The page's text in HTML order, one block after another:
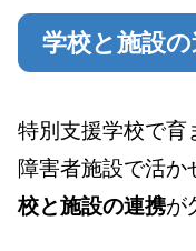
学校と施設
特別支援学校で育
障害者施設で活か
校と施設の連携が